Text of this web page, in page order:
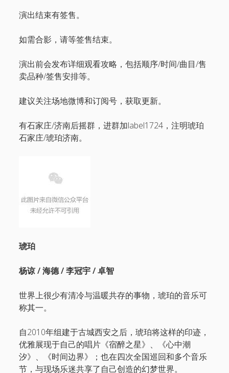
演出结束有签售。
如需合影，请等签售结束。
演出前会发布详细观看攻略，包括顺序/时间/曲目/售
卖品种/签售安排等。
建议关注场地微博和订阅号，获取更新。
有石家庄/济南后摇群，进群加label1724，注明琥珀
石家庄/琥珀济南。
琥珀
杨谅 / 海德 / 李冠宇 / 卓智
世界上很少有清冷与温暖共存的事物，琥珀的⾳乐可
称其⼀。
自2010年组建于古城⻄安之后，琥珀将这样的印迹，
优雅展现于⾃⼰的唱片《宿醉之星》、《⼼中潮
汐》、《时间边界》；也在四次全国巡回和多个⾳乐
节，与现场乐迷共享了⾃⼰创造的幻梦世界。